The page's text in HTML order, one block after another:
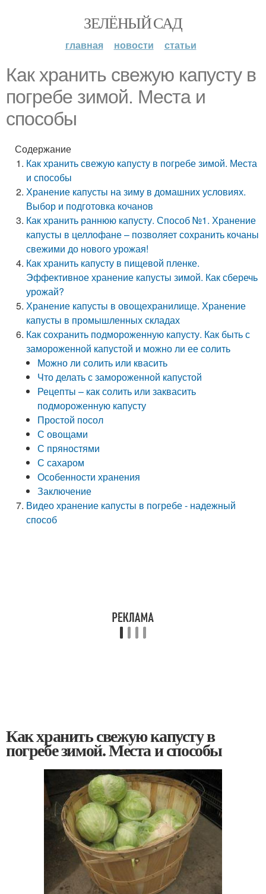
ЗЕЛЁНЫЙ САД
главная новости статьи
Как хранить свежую капусту в
погребе зимой. Места и
способы
Содержание
Как хранить свежую капусту в погребе зимой. Места
и способы
Хранение капусты на зиму в домашних условиях.
Выбор и подготовка кочанов
Как хранить раннюю капусту. Способ №1. Хранение
капусты в целлофане – позволяет сохранить кочаны
свежими до нового урожая!
Как хранить капусту в пищевой пленке.
Эффективное хранение капусты зимой. Как сберечь
урожай?
Хранение капусты в овощехранилище. Хранение
капусты в промышленных складах
Как сохранить подмороженную капусту. Как быть с
замороженной капустой и можно ли ее солить
Можно ли солить или квасить
Что делать с замороженной капустой
Рецепты – как солить или заквасить
подмороженную капусту
Простой посол
С овощами
С пряностями
С сахаром
Особенности хранения
Заключение
Видео хранение капусты в погребе - надежный
способ
Как хранить свежую капусту в
погребе зимой. Места и способы